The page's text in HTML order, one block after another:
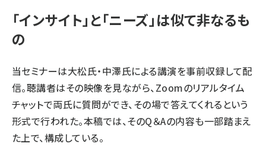
「インサイト」と「ニーズ」は似て非なるも
の
当セミナーは大松氏・中澤氏による講演を事前収録して配
信。聴講者はその映像を見ながら、Zoomのリアルタイム
チャットで両氏に質問ができ、その場で答えてくれるという
形式で行われた。本稿では、そのQ＆Aの内容も一部踏まえ
た上で、構成している。